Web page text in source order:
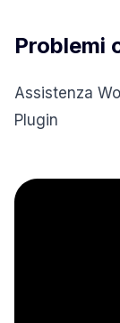
Problemi
Assistenza
Plugin